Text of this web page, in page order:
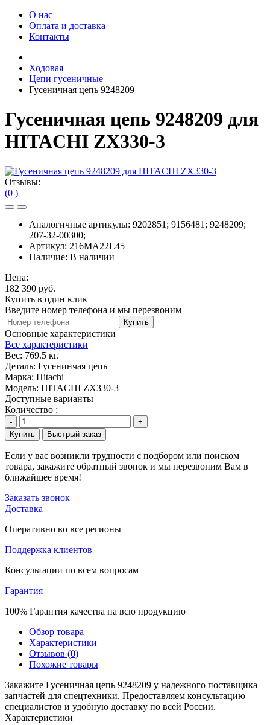
О нас
Оплата и доставка
Контакты
Ходовая
Цепи гусеничные
Гусеничная цепь 9248209
Гусеничная цепь 9248209 для
HITACHI ZX330-3
Отзывы:
(0 )
Аналогичные артикулы: 9202851; 9156481; 9248209;
207-32-00300;
Артикул: 216MA22L45
Наличие: В наличии
Цена:
182 390 руб.
Купить в один клик
Введите номер телефона и мы перезвоним
Купить
Основные характеристики
Все характеристики
Вес: 769.5 кг.
Деталь: Гусенинчая цепь
Марка: Hitachi
Модель: HITACHI ZX330-3
Доступные варианты
Количество :
-
+
Купить
Быстрый заказ
Если у вас возникли трудности с подбором или поиском
товара, закажите обратный звонок и мы перезвоним Вам в
ближайшее время!
Заказать звонок
Доставка
Оперативно во все регионы
Поддержка клиентов
Консультации по всем вопросам
Гарантия
100% Гарантия качества на всю продукцию
Обзор товара
Характеристики
Отзывов (0)
Похожие товары
Закажите Гусеничная цепь 9248209 у надежного поставщика
запчастей для спецтехники. Предоставляем консультацию
специалистов и удобную доставку по всей России.
Характеристики